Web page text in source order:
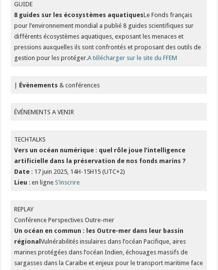
GUIDE
8 guides sur les écosystèmes aquatiquesLe Fonds français
pour l’environnement mondial a publié 8 guides scientifiques sur
différents écosystèmes aquatiques, exposant les menaces et
pressions auxquelles ils sont confrontés et proposant des outils de
gestion pour les protéger.A télécharger sur le site du FFEM
| Évènements & conférences
ÉVÉNEMENTS A VENIR
TECHTALKS
Vers un océan numérique : quel rôle joue l’intelligence
artificielle dans la préservation de nos fonds marins ?
Date : 17 juin 2025, 14H-15H15 (UTC+2)
Lieu : en ligneS’inscrire
REPLAY
Conférence Perspectives Outre-mer
Un océan en commun : les Outre-mer dans leur bassin
régionalVulnérabilités insulaires dans l’océan Pacifique, aires
marines protégées dans l’océan Indien, échouages massifs de
sargasses dans la Caraïbe et enjeux pour le transport maritime face